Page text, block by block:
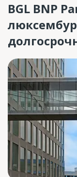
BGL BNP